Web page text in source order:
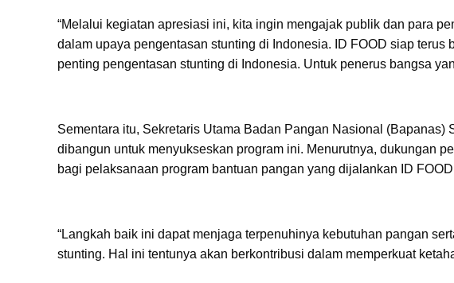
“Melalui kegiatan apresiasi ini, kita ingin mengajak publik dan para
dalam upaya pengentasan stunting di Indonesia. ID FOOD siap
penting pengentasan stunting di Indonesia. Untuk penerus bangsa
Sementara itu, Sekretaris Utama Badan Pangan Nasional (Bapanas)
dibangun untuk menyukseskan program ini. Menurutnya, dukungan
bagi pelaksanaan program bantuan pangan yang dijalankan ID
“Langkah baik ini dapat menjaga terpenuhinya kebutuhan pangan
stunting. Hal ini tentunya akan berkontribusi dalam memperkuat